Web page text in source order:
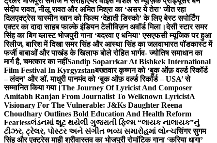
संदीप रावत, नीलू रावत और अमित मिश्रा का ‘असर ये तेरा’ जीत रहा
दिलएक्ट्रेस यास्मीन खान को फिल्म ‘देहाती डिस्को’ के लिए बेस्ट सपोर्टिंग
एक्टर का दादा साहब फाल्के इंडियन टेलीविज़न अवॉर्ड मिला।देसी स्टार समर
सिंह का बिग ब्लास्ट भोजपुरी गाना ‘बदरवा ए धनिया’ एसएफसी म्यूजिक पर हुआ
रिलीज, बारिश में दिखा समर सिंह और आस्था सिंह का जलवाभारत पॉडकास्ट में
फर्जी बाबाओं और पाखंड के खिलाफ बोले रोहित भार्गव- ज्योतिष समाधान का
मार्ग है, चमत्कार का नहींSandip Soparrkar At Bishkek International
Film Festival In Kyrgyzstanबख्तवार कृष्णन को ‘बुक ऑफ़ वर्ल्ड रिकॉर्ड
– लंदन’ और डॉ. माधुरी पानमंद को ‘बुक ऑफ़ वर्ल्ड रिकॉर्ड – USA’ से
सम्मानित किया गया।The Journey Of Lyricist And Composer
Amitabh Ranjan From Journalist To Welknown LyricistA
Visionary For The Vulnerable: J&Ks Daughter Reena
Choudhary Outlines Bold Education And Health Reform
Fearlessલંડનમાં શૂટ થયેલી ગુજરાતી ફિલ્મ “લાયક નાલાયક”નું
ટીઝર, ટ્રેલર, પોસ્ટર અને સંગીત ભવ્ય સમારોહમાં લોન્ચसिंगर सुगम
सिंह और एक्ट्रेस माही श्रीवास्तव का भोजपुरी रोमांटिक गाना ‘करिया धागा’